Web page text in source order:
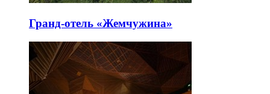
Гранд-отель «Жемчужина»